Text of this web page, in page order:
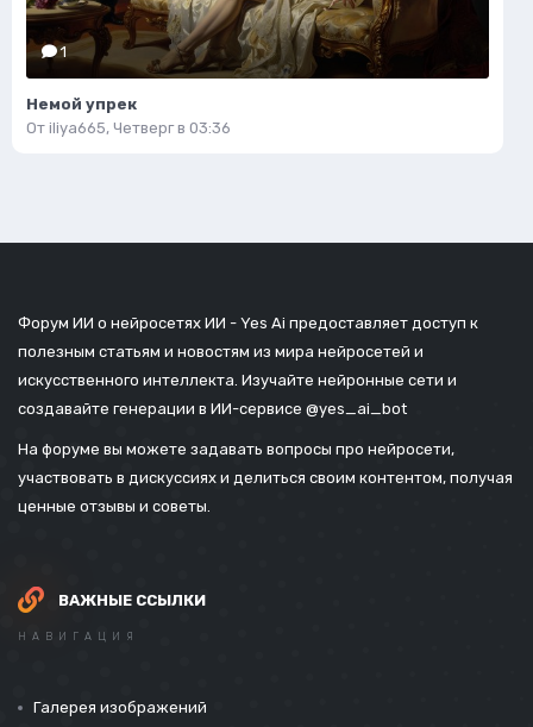
1
Немой упрек
От iliya665, Четверг в 03:36
Форум ИИ о нейросетях ИИ - Yes Ai предоставляет доступ к
полезным статьям и новостям из мира нейросетей и
искусственного интеллекта. Изучайте нейронные сети и
создавайте генерации в ИИ-сервисе @yes_ai_bot
На форуме вы можете задавать вопросы про нейросети,
участвовать в дискуссиях и делиться своим контентом, получая
ценные отзывы и советы.
ВАЖНЫЕ ССЫЛКИ
НАВИГАЦИЯ
Галерея изображений